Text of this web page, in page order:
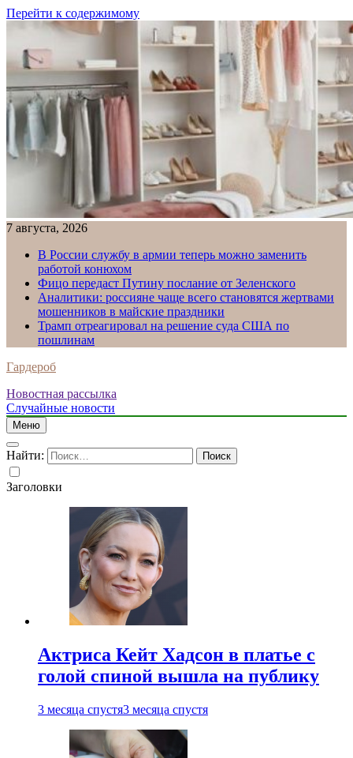
Перейти к содержимому
7 августа, 2026
В России службу в армии теперь можно заменить
работой конюхом
Фицо передаст Путину послание от Зеленского
Аналитики: россияне чаще всего становятся жертвами
мошенников в майские праздники
Трамп отреагировал на решение суда США по
пошлинам
Гардероб
Новостная рассылка
Случайные новости
Меню
Найти:
Заголовки
Актриса Кейт Хадсон в платье с
голой спиной вышла на публику
3 месяца спустя3 месяца спустя